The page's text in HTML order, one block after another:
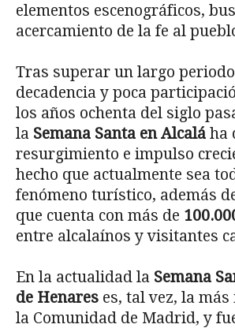
elementos escenográficos,
acercamiento de la fe al
Tras superar un largo
decadencia y poca
los años ochenta del siglo
la Semana Santa en Alcalá ha
resurgimiento e impulso
hecho que actualmente sea
fenómeno turístico, además
que cuenta con más de
entre alcalaínos y visitantes
En la actualidad la Semana
de Henares es, tal vez, la
la Comunidad de Madrid, y